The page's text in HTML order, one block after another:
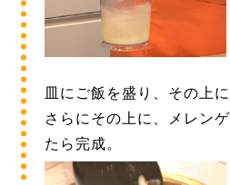
皿にご飯を盛り、その上
さらにその上に、メレン
たら完成。